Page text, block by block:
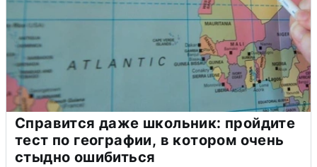
Справится даже школьник: пройдите
тест по географии, в котором очень
стыдно ошибиться